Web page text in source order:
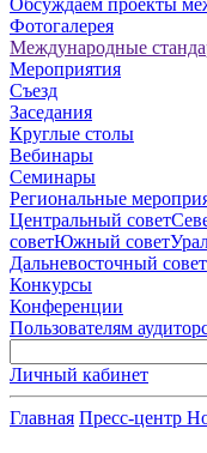
Обсуждаем проекты
Фотогалерея
Международные
Мероприятия
Съезд
Заседания
Круглые столы
Вебинары
Семинары
Региональные
Центральный совет
советЮжный совет
Дальневосточный совет
Конкурсы
Конференции
Пользователям
Личный кабинет
Главная Пресс-центр